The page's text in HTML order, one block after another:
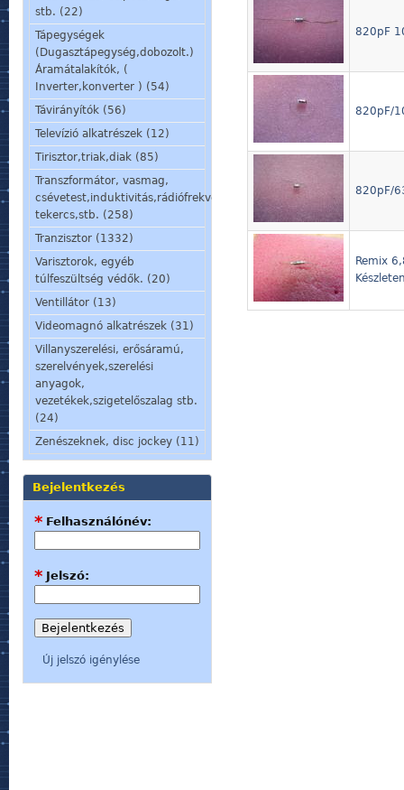
stb. (22)
Tápegységek
(Dugasztápegység,dobozolt.)
Áramátalakítók, (
Inverter,konverter ) (54)
Távirányítók (56)
Televízió alkatrészek (12)
Tirisztor,triak,diak (85)
Transzformátor, vasmag,
csévetest,induktivitás,rádiófrekvenciás
tekercs,stb. (258)
Tranzisztor (1332)
Varisztorok, egyéb
túlfeszültség védők. (20)
Ventillátor (13)
Videomagnó alkatrészek (31)
Villanyszerelési, erősáramú,
szerelvények,szerelési
anyagok,
vezetékek,szigetelőszalag stb.
(24)
Zenészeknek, disc jockey (11)
Bejelentkezés
Felhasználónév:
*
Jelszó:
*
Új jelszó igénylése
820pF
820pF/
820pF/
Remix